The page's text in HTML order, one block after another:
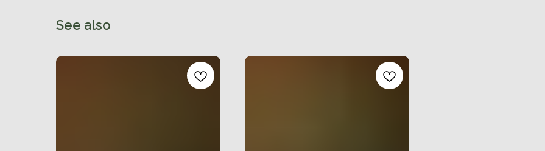
See also